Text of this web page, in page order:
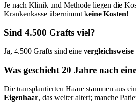
Je nach Klinik und Methode liegen die
Krankenkasse übernimmt keine Kosten!
Sind 4.500 Grafts viel?
Ja, 4.500 Grafts sind eine
Was geschieht 20 Jahre nach
Die transplantierten Haare stammen aus
Eigenhaar, das weiter altert; manche